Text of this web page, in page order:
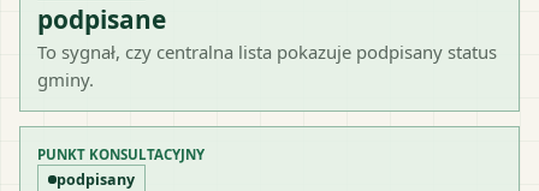
podpisane
To sygnał, czy centralna lista pokazuje podpisany status
gminy.
PUNKT KONSULTACYJNY
podpisany